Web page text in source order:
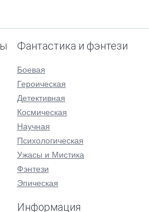
Фантастика и фэнтези
Боевая
Героическая
Детективная
Космическая
Научная
Психологическая
Ужасы и Мистика
Фэнтези
Эпическая
Информация